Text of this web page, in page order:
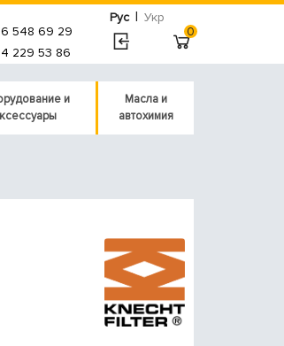
Рус | Укр
548 69 29
229 53 86
0
и
Масла и
автохимия